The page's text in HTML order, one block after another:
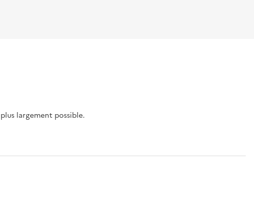
largement possible.